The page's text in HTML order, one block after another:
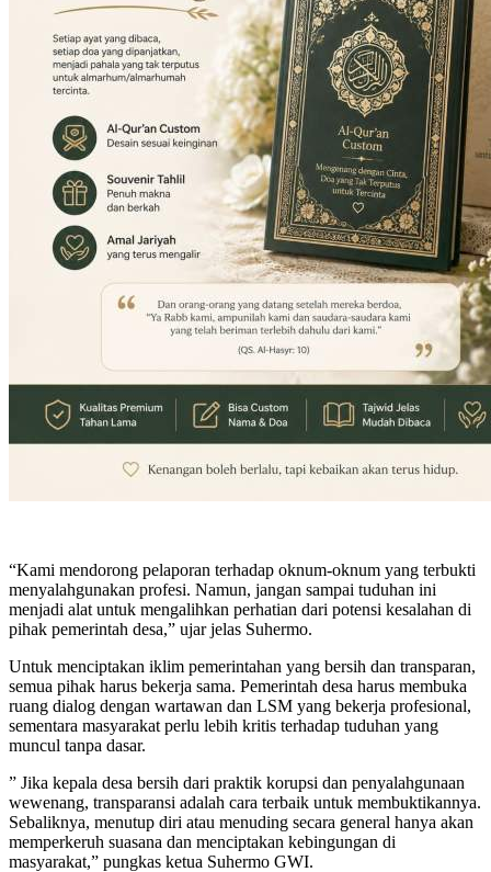
“Kami mendorong pelaporan terhadap oknum-oknum yang terbukti
menyalahgunakan profesi. Namun, jangan sampai tuduhan ini
menjadi alat untuk mengalihkan perhatian dari potensi kesalahan di
pihak pemerintah desa,” ujar jelas Suhermo.
Untuk menciptakan iklim pemerintahan yang bersih dan transparan,
semua pihak harus bekerja sama. Pemerintah desa harus membuka
ruang dialog dengan wartawan dan LSM yang bekerja profesional,
sementara masyarakat perlu lebih kritis terhadap tuduhan yang
muncul tanpa dasar.
” Jika kepala desa bersih dari praktik korupsi dan penyalahgunaan
wewenang, transparansi adalah cara terbaik untuk membuktikannya.
Sebaliknya, menutup diri atau menuding secara general hanya akan
memperkeruh suasana dan menciptakan kebingungan di
masyarakat,” pungkas ketua Suhermo GWI.